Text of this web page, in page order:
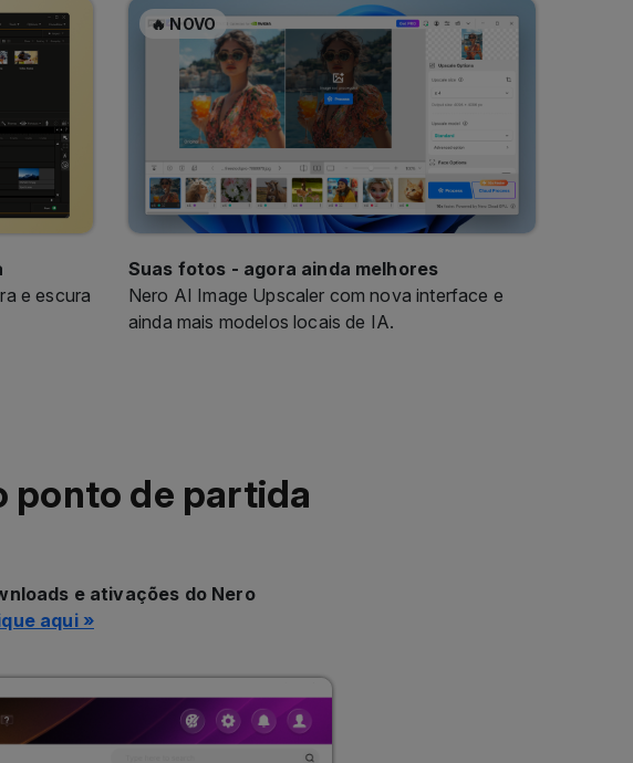
e escura
Suas fotos - agora ainda melhores
Nero AI Image Upscaler com nova interface e
ainda mais modelos locais de IA.
e ativações do Nero